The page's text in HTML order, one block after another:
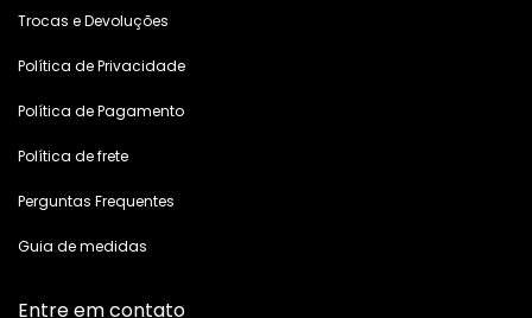
Trocas e Devoluções
Política de Privacidade
Política de Pagamento
Política de frete
Perguntas Frequentes
Guia de medidas
Entre em contato